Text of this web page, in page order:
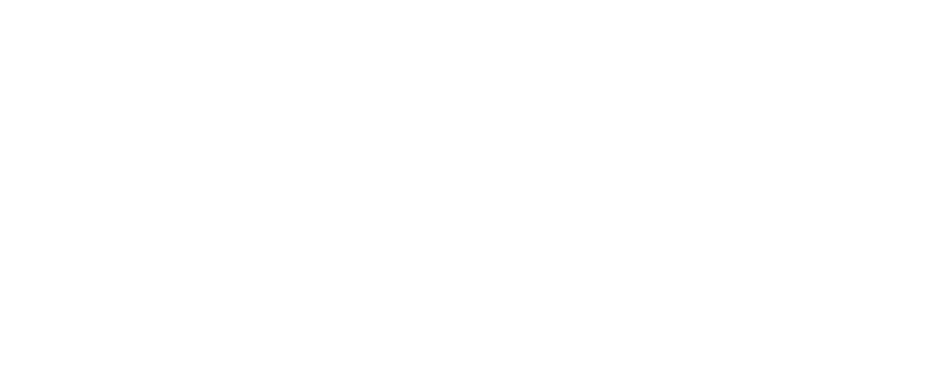
Due to limitations, daily monitoring of all material cannot be ensured. The owner does